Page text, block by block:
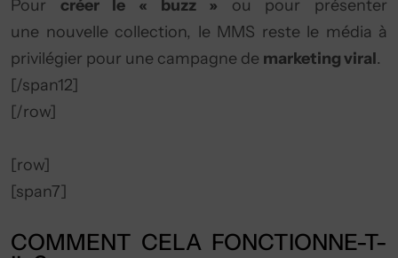
Pour créer le « buzz » ou pour présenter
une nouvelle collection, le MMS reste le média à
privilégier pour une campagne de marketing viral.
[/span12]
[/row]
[row]
[span7]
COMMENT CELA FONCTIONNE-T-